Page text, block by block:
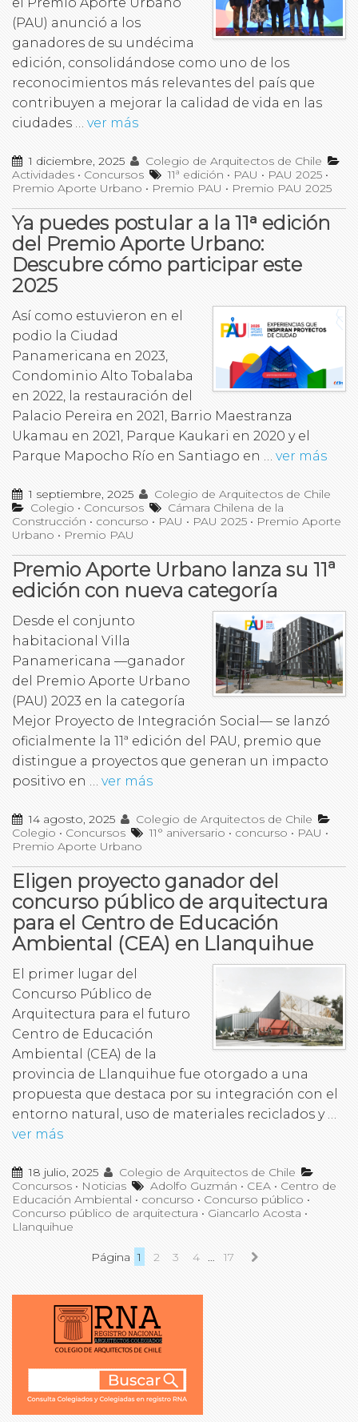
(PAU) anunció a los
ganadores de su undécima
edición, consolidándose como uno de los
reconocimientos más relevantes del país que
contribuyen a mejorar la calidad de vida en las
ciudades … ver más
1 diciembre, 2025
Colegio de Arquitectos de Chile
Actividades • Concursos 11ª edición • PAU • PAU 2025 •
Premio Aporte Urbano • Premio PAU • Premio PAU 2025
Ya puedes postular a la 11ᵃ edición
del Premio Aporte Urbano:
Descubre cómo participar este
2025
Así como estuvieron en el
podio la Ciudad
Panamericana en 2023,
Condominio Alto Tobalaba
en 2022, la restauración del
Palacio Pereira en 2021, Barrio Maestranza
Ukamau en 2021, Parque Kaukari en 2020 y el
Parque Mapocho Río en Santiago en … ver más
1 septiembre, 2025
Colegio de Arquitectos de Chile
Colegio • Concursos
Cámara Chilena de la
Construcción • concurso • PAU • PAU 2025 • Premio Aporte
Urbano • Premio PAU
Premio Aporte Urbano lanza su 11ª
edición con nueva categoría
Desde el conjunto
habitacional Villa
Panamericana —ganador
del Premio Aporte Urbano
(PAU) 2023 en la categoría
Mejor Proyecto de Integración Social— se lanzó
oficialmente la 11ª edición del PAU, premio que
distingue a proyectos que generan un impacto
positivo en … ver más
14 agosto, 2025
Colegio de Arquitectos de Chile
Colegio • Concursos 11° aniversario • concurso • PAU •
Premio Aporte Urbano
Eligen proyecto ganador del
concurso público de arquitectura
para el Centro de Educación
Ambiental (CEA) en Llanquihue
El primer lugar del
Concurso Público de
Arquitectura para el futuro
Centro de Educación
Ambiental (CEA) de la
provincia de Llanquihue fue otorgado a una
propuesta que destaca por su integración con el
entorno natural, uso de materiales reciclados y …
ver más
18 julio, 2025
Colegio de Arquitectos de Chile
Concursos • Noticias Adolfo Guzmán • CEA • Centro de
Educación Ambiental • concurso • Concurso público •
Concurso público de arquitectura • Giancarlo Acosta •
Llanquihue
Página 1 2 3 4 17